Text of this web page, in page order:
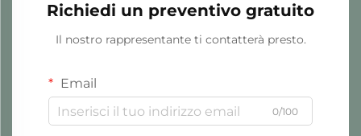
Richiedi un preventivo gratuito
Il nostro rappresentante ti contatterà presto.
Email
0/100